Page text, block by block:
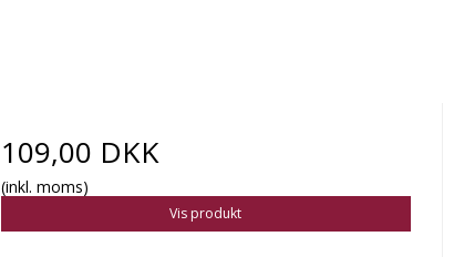
109,00 DKK
(inkl. moms)
Vis produkt